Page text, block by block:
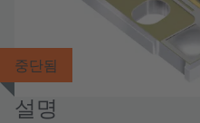
중단됨
설명